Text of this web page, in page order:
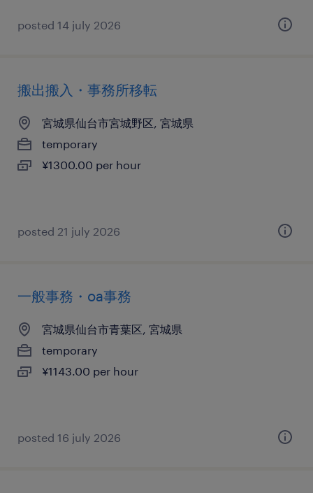
posted 14 july 2026
搬出搬入・事務所移転
宮城県仙台市宮城野区, 宮城県
temporary
¥1300.00 per hour
posted 21 july 2026
一般事務・oa事務
宮城県仙台市青葉区, 宮城県
temporary
¥1143.00 per hour
posted 16 july 2026